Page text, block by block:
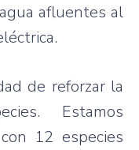
afluentes al
de reforzar la
Estamos
12 especies